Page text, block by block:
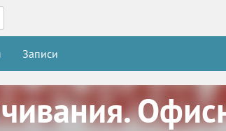
Записи